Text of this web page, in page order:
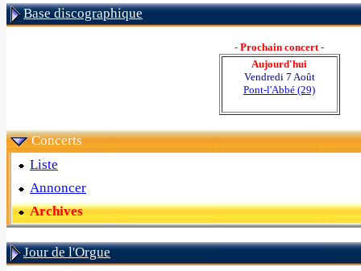
Base discographique
- Prochain concert -
Aujourd'hui
Vendredi 7 Août
Pont-l'Abbé (29)
Concerts
Liste
Annoncer
Archives
Jour de l'Orgue